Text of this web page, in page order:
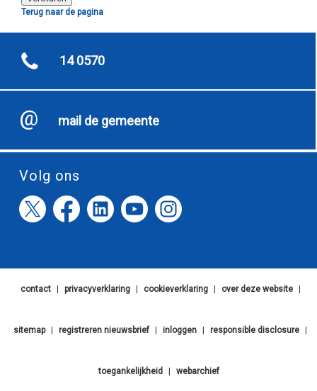
Terug naar de pagina
14 0570
mail de gemeente
Volg ons
contact privacyverklaring cookieverklaring over deze website
sitemap registreren nieuwsbrief inloggen responsible disclosure
toegankelijkheid webarchief